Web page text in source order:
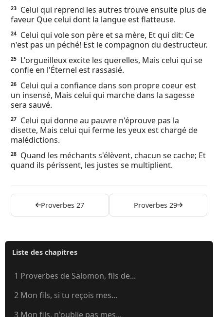
23
Celui qui reprend les autres trouve ensuite plus de
faveur Que celui dont la langue est flatteuse.
24
Celui qui vole son père et sa mère, Et qui dit: Ce
n'est pas un péché! Est le compagnon du destructeur.
25
L'orgueilleux excite les querelles, Mais celui qui se
confie en l'Éternel est rassasié.
26
Celui qui a confiance dans son propre coeur est
un insensé, Mais celui qui marche dans la sagesse
sera sauvé.
27
Celui qui donne au pauvre n'éprouve pas la
disette, Mais celui qui ferme les yeux est chargé de
malédictions.
28
Quand les méchants s'élèvent, chacun se cache; Et
quand ils périssent, les justes se multiplient.
Proverbes 27 Proverbes 29
Liste des chapitres
1 Proverbes de Salomon, fils de...
2 Mon fils, si tu reçois mes...
3 Mon fils, n'oublie pas mes...